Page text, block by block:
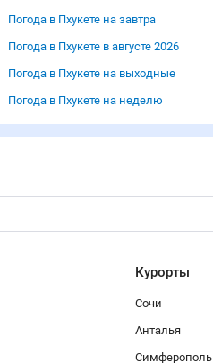
Погода в Пхукете на завтра
Погода в Пхукете в августе 2026
Погода в Пхукете на выходные
Погода в Пхукете на неделю
Курорты
Сочи
Анталья
Симферополь